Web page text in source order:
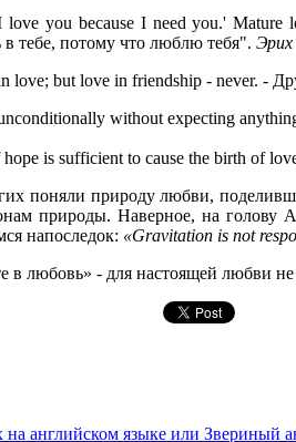
love you because I need you.'
тебе, потому что люблю тебя".
love; but love in friendship - never. -
without expecting
is sufficient to cause the birth of
поняли природу любви,
природы. Наверное, на голову
напоследок: «Gravitation is not
в любовь» - для настоящей любви